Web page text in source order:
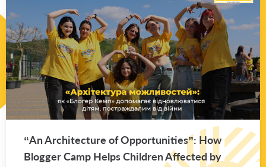
“An Ar­chi­tec­ture of Op­por­tu­ni­ties”: How
Blog­ger Camp Helps Chil­dren Af­fected by